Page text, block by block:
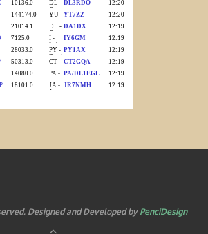
Designed and Developed by PenciDesign